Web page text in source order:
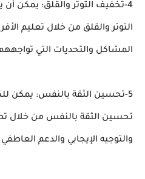
4-تخفيف التوتر والقلق: يمكن
التوتر والقلق من خلال تعليم
المشاكل والتحديات التي
5-تحسين الثقة بالنفس: يمكن
تحسين الثقة بالنفس من خلال
والتوجيه الإيجابي والدعم